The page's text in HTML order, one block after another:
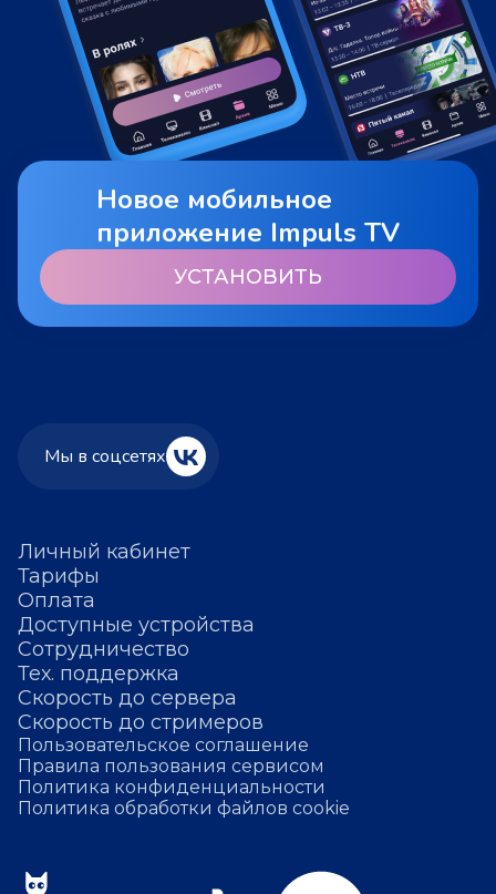
Новое мобильное
приложение Impuls TV
УСТАНОВИТЬ
Личный кабинет
Тарифы
Оплата
Доступные устройства
Сотрудничество
Тех. поддержка
Скорость до сервера
Скорость до стримеров
Пользовательское соглашение
Правила пользования сервисом
Политика конфиденциальности
Политика обработки файлов cookie
Мы в соцсетях